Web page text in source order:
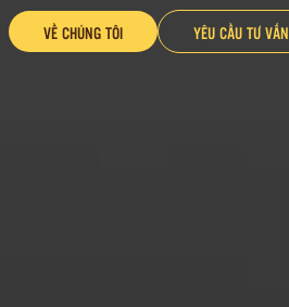
VỀ CHÚNG TÔI YÊU CẦU TƯ VẤN